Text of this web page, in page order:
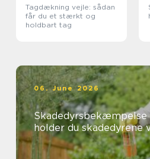
Tagdækning vejle: sådan
får du et stærkt og
holdbart tag
06. June 2026
Skadedyrsbekæmpelse
holder du